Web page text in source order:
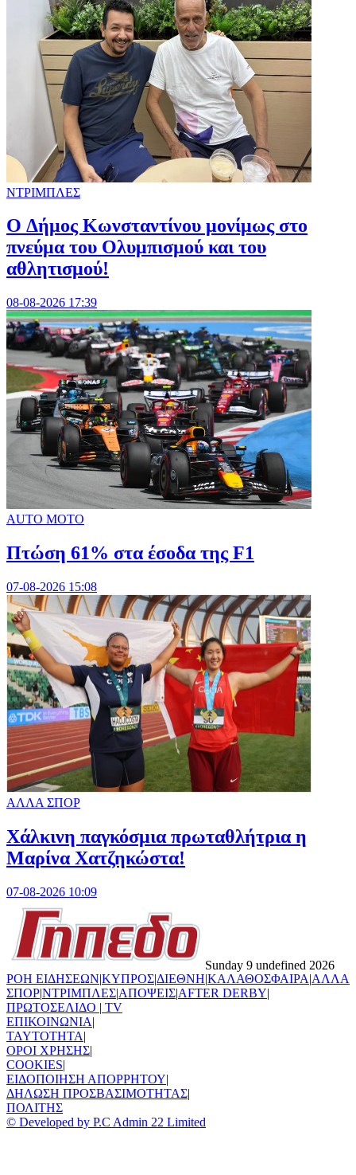
ΝΤΡΙΜΠΛΕΣ
O Δήμος Κωνσταντίνου μονίμως στο
πνεύμα του Ολυμπισμού και του
αθλητισμού!
08-08-2026 17:39
AUTO MOTO
Πτώση 61% στα έσοδα της F1
07-08-2026 15:08
ΑΛΛΑ ΣΠΟΡ
Χάλκινη παγκόσμια πρωταθλήτρια η
Μαρίνα Χατζηκώστα!
07-08-2026 10:09
Sunday 9 undefined 2026
ΡΟΗ ΕΙΔΗΣΕΩΝ|ΚΥΠΡΟΣ|ΔΙΕΘΝΗ|ΚΑΛΑΘΟΣΦΑΙΡΑ|ΑΛΛΑ
ΣΠΟΡ|ΝΤΡΙΜΠΛΕΣ|ΑΠΟΨΕΙΣ|AFTER DERBY|
ΠΡΩΤΟΣΕΛΙΔΟ | TV
ΕΠΙΚΟΙΝΩΝΙΑ|
TAYTOTHTA|
ΟΡΟΙ ΧΡΗΣΗΣ|
COOKIES|
ΕΙΔΟΠΟΙΗΣΗ ΑΠΟΡΡΗΤΟΥ|
ΔΗΛΩΣΗ ΠΡΟΣΒΑΣΙΜΟΤΗΤΑΣ|
ΠΟΛΙΤΗΣ
© Developed by P.C Admin 22 Limited